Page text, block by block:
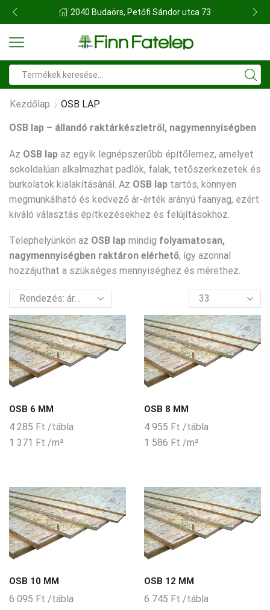
FINN FATELEP BUDAÖRS
input
Kezdőlap OSB LAP
OSB lap – állandó raktárkészletről, nagymennyiségben
Az OSB lap az egyik legnépszerűbb építőlemez, amelyet
sokoldalúan alkalmazhat padlók, falak, tetőszerkezetek és
burkolatok kialakításánál. Az OSB lap tartós, könnyen
megmunkálható és kedvező ár-érték arányú faanyag, ezért
kiváló választás építkezésekhez és felújításokhoz.
Telephelyünkön az OSB lap mindig folyamatosan,
nagymennyiségben raktáron elérhető, így azonnal
hozzájuthat a szükséges mennyiséghez és mérethez.
termék
per
oldal
OSB 6 MM
4 285 Ft /tábla
1 371 Ft /m²
OSB 8 MM
4 955 Ft /tábla
1 586 Ft /m²
OSB 10 MM
6 095 Ft /tábla
OSB 12 MM
6 745 Ft /tábla